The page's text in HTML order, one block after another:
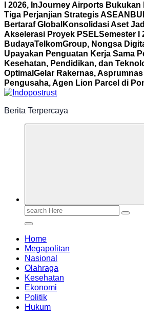
I 2026, InJourney Airports
Tiga Perjanjian Strategis ASEAN
Bertaraf Global Konsolidasi Aset
Akselerasi Proyek PSELSemester I
BudayaTelkomGroup, Nongsa
Upayakan Penguatan Kerja Sama
Kesehatan, Pendidikan, dan
Optimal Gelar Rakernas,
Pengusaha, Agen Lion Parcel di
Berita Terpercaya
Search
Home
Megapolitan
Nasional
Olahraga
Kesehatan
Ekonomi
Politik
Hukum